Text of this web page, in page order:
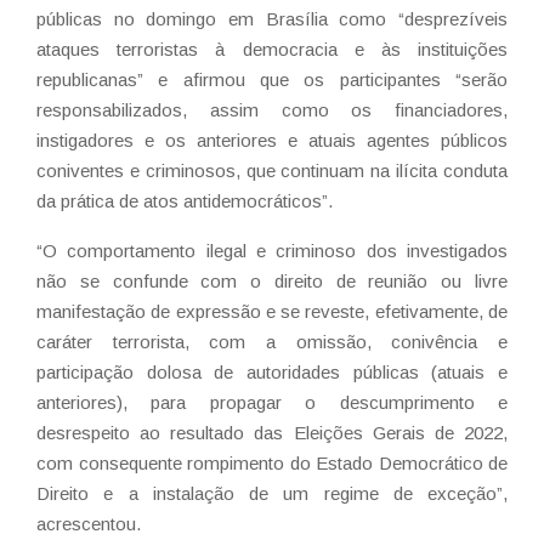
públicas no domingo em Brasília como “desprezíveis
ataques terroristas à democracia e às instituições
republicanas” e afirmou que os participantes “serão
responsabilizados, assim como os financiadores,
instigadores e os anteriores e atuais agentes públicos
coniventes e criminosos, que continuam na ilícita conduta
da prática de atos antidemocráticos”.
“O comportamento ilegal e criminoso dos investigados
não se confunde com o direito de reunião ou livre
manifestação de expressão e se reveste, efetivamente, de
caráter terrorista, com a omissão, conivência e
participação dolosa de autoridades públicas (atuais e
anteriores), para propagar o descumprimento e
desrespeito ao resultado das Eleições Gerais de 2022,
com consequente rompimento do Estado Democrático de
Direito e a instalação de um regime de exceção”,
acrescentou.